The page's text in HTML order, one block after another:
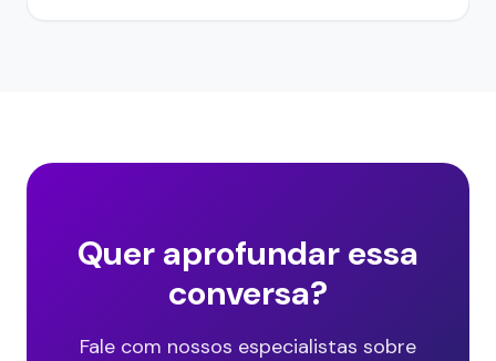
Quer aprofundar essa
conversa?
Fale com nossos especialistas sobre